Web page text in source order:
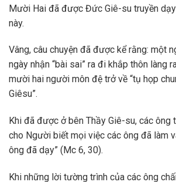
Mười Hai đã được Đức Giê-su truyền
này.
Vâng, câu chuyện đã được kể rằng: một
ngày nhận “bài sai” ra đi khắp thôn làng
mười hai người môn đệ trở về “tụ họp
Giêsu”.
Khi đã được ở bên Thầy Giê-su, các ông
cho Người biết mọi việc các ông đã làm
ông đã dạy” (Mc 6, 30).
Khi những lời tường trình của các ông